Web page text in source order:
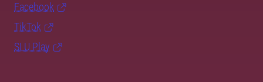
Facebook
TikTok
SLU Play